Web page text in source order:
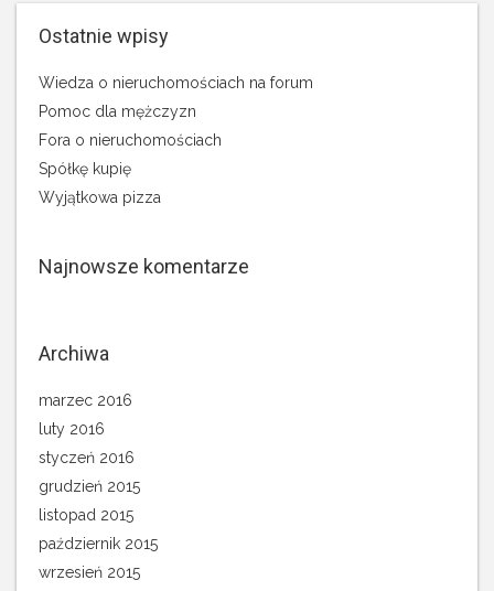
Ostatnie wpisy
Wiedza o nieruchomościach na forum
Pomoc dla mężczyzn
Fora o nieruchomościach
Spółkę kupię
Wyjątkowa pizza
Najnowsze komentarze
Archiwa
marzec 2016
luty 2016
styczeń 2016
grudzień 2015
listopad 2015
październik 2015
wrzesień 2015